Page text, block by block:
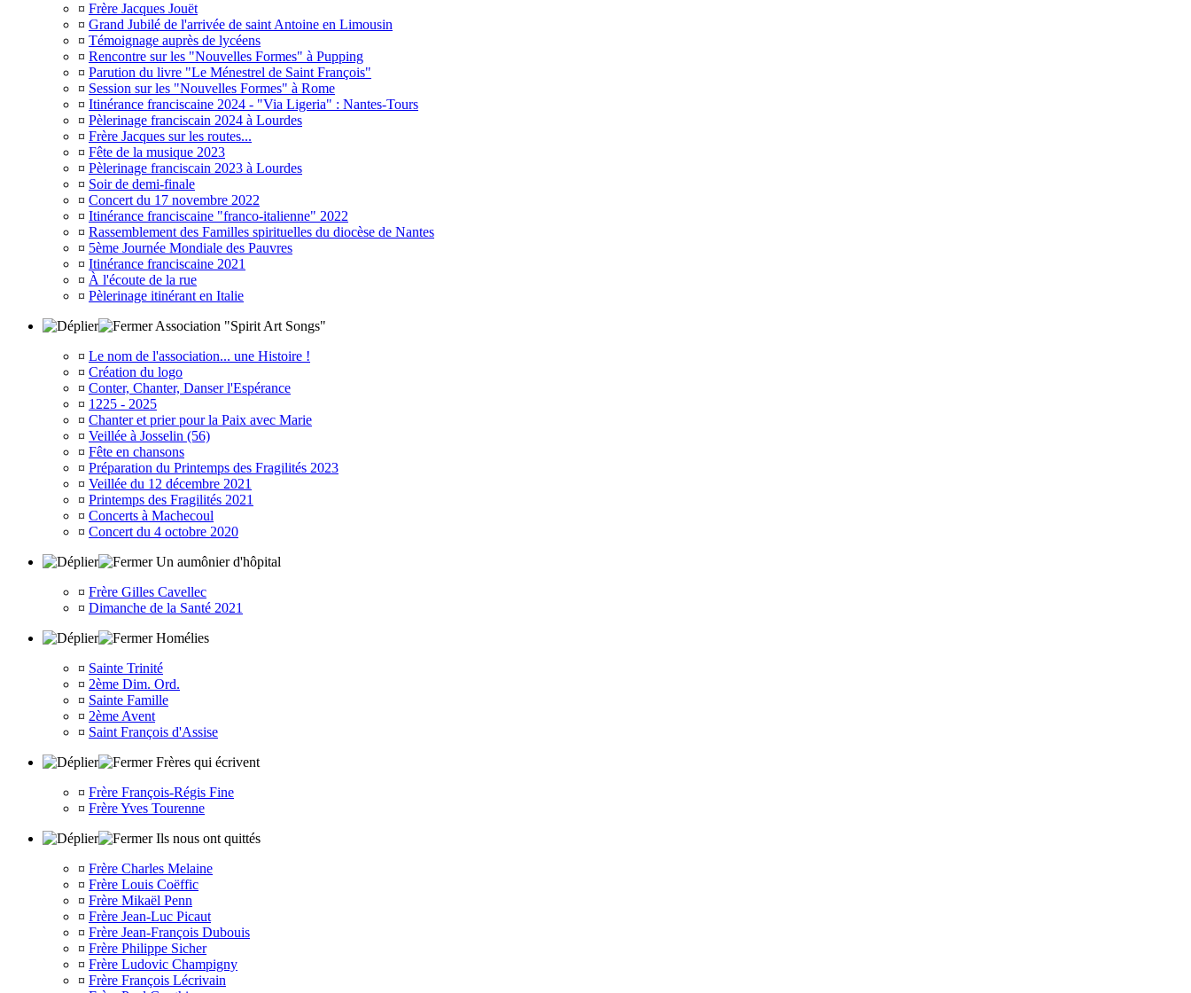
¤ Frère Jacques Jouët
¤ Grand Jubilé de l'arrivée de saint Antoine en Limousin
¤ Témoignage auprès de lycéens
¤ Rencontre sur les "Nouvelles Formes" à Pupping
¤ Parution du livre "Le Ménestrel de Saint François"
¤ Session sur les "Nouvelles Formes" à Rome
¤ Itinérance franciscaine 2024 - "Via Ligeria" : Nantes-Tours
¤ Pèlerinage franciscain 2024 à Lourdes
¤ Frère Jacques sur les routes...
¤ Fête de la musique 2023
¤ Pèlerinage franciscain 2023 à Lourdes
¤ Soir de demi-finale
¤ Concert du 17 novembre 2022
¤ Itinérance franciscaine "franco-italienne" 2022
¤ Rassemblement des Familles spirituelles du diocèse de Nantes
¤ 5ème Journée Mondiale des Pauvres
¤ Itinérance franciscaine 2021
¤ À l'écoute de la rue
¤ Pèlerinage itinérant en Italie
Association "Spirit Art Songs"
¤ Le nom de l'association... une Histoire !
¤ Création du logo
¤ Conter, Chanter, Danser l'Espérance
¤ 1225 - 2025
¤ Chanter et prier pour la Paix avec Marie
¤ Veillée à Josselin (56)
¤ Fête en chansons
¤ Préparation du Printemps des Fragilités 2023
¤ Veillée du 12 décembre 2021
¤ Printemps des Fragilités 2021
¤ Concerts à Machecoul
¤ Concert du 4 octobre 2020
Un aumônier d'hôpital
¤ Frère Gilles Cavellec
¤ Dimanche de la Santé 2021
Homélies
¤ Sainte Trinité
¤ 2ème Dim. Ord.
¤ Sainte Famille
¤ 2ème Avent
¤ Saint François d'Assise
Frères qui écrivent
¤ Frère François-Régis Fine
¤ Frère Yves Tourenne
Ils nous ont quittés
¤ Frère Charles Melaine
¤ Frère Louis Coëffic
¤ Frère Mikaël Penn
¤ Frère Jean-Luc Picaut
¤ Frère Jean-François Dubouis
¤ Frère Philippe Sicher
¤ Frère Ludovic Champigny
¤ Frère François Lécrivain